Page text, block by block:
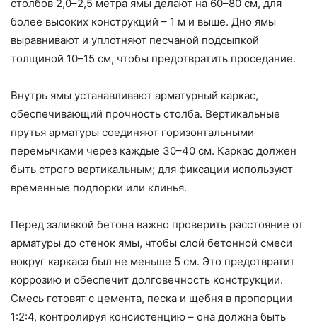
столбов 2,0–2,5 метра ямы делают на 60–80 см, для
более высоких конструкций – 1 м и выше. Дно ямы
выравнивают и уплотняют песчаной подсыпкой
толщиной 10–15 см, чтобы предотвратить проседание.
Внутрь ямы устанавливают арматурный каркас,
обеспечивающий прочность столба. Вертикальные
прутья арматуры соединяют горизонтальными
перемычками через каждые 30–40 см. Каркас должен
быть строго вертикальным; для фиксации используют
временные подпорки или клинья.
Перед заливкой бетона важно проверить расстояние от
арматуры до стенок ямы, чтобы слой бетонной смеси
вокруг каркаса был не меньше 5 см. Это предотвратит
коррозию и обеспечит долговечность конструкции.
Смесь готовят с цемента, песка и щебня в пропорции
1:2:4, контролируя консистенцию – она должна быть